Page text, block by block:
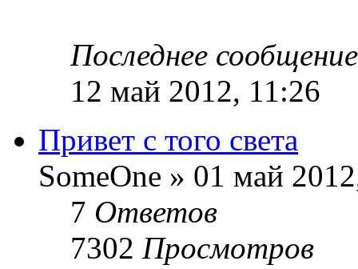
Последнее
12 май 2012, 11:26
Привет с того света
SomeOne » 01 май
7 Ответов
7302 Просмотров